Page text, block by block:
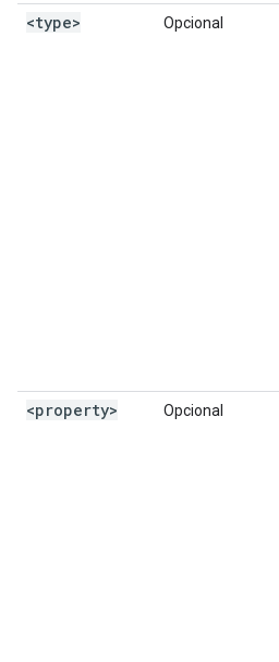
<type> Opcional
<property> Opcional